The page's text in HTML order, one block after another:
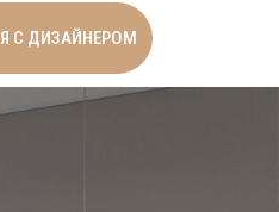
С ДИЗАЙНЕРОМ